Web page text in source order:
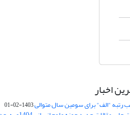
اخبار
رتبه "الف" برای سومین سال متوالی1403-02-01